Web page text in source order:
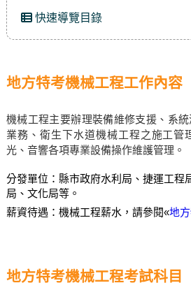
快速導覽目錄
地方特考機械工程工作內容
機械工程主要辦理裝備維修支援、系
業務、衛生下水道機械工程之施工管
光、音響各項專業設備操作維護管理。
分發單位：縣市政府水利局、捷運工程
局、文化局等。
薪資待遇：機械工程薪水，請參閱«地
地方特考機械工程考試科目